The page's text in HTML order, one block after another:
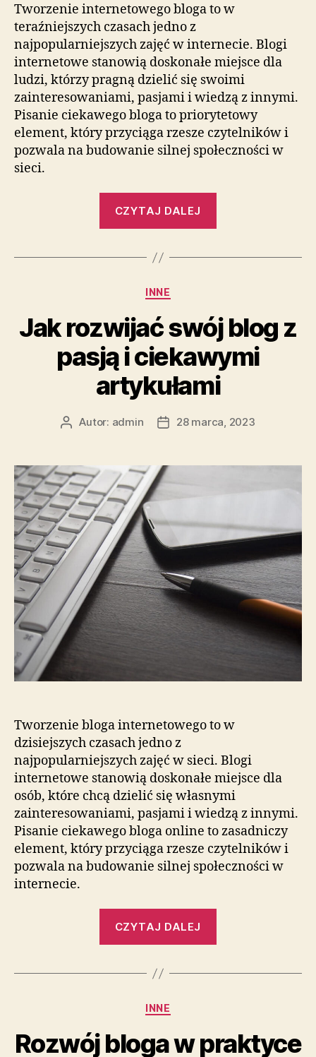
Tworzenie internetowego bloga to w
teraźniejszych czasach jedno z
najpopularniejszych zajęć w internecie. Blogi
internetowe stanowią doskonałe miejsce dla
ludzi, którzy pragną dzielić się swoimi
zainteresowaniami, pasjami i wiedzą z innymi.
Pisanie ciekawego bloga to priorytetowy
element, który przyciąga rzesze czytelników i
pozwala na budowanie silnej społeczności w
sieci.
CZYTAJ DALEJ
wpisy
internetowym”
Kategorie
INNE
Jak rozwijać swój blog z
pasją i ciekawymi
artykułami
AutorAutor: admin
Data28 marca, 2023
Tworzenie bloga internetowego to w
dzisiejszych czasach jedno z
najpopularniejszych zajęć w sieci. Blogi
internetowe stanowią doskonałe miejsce dla
osób, które chcą dzielić się własnymi
zainteresowaniami, pasjami i wiedzą z innymi.
Pisanie ciekawego bloga online to zasadniczy
element, który przyciąga rzesze czytelników i
pozwala na budowanie silnej społeczności w
internecie.
CZYTAJ DALEJ
blog
ciekawymi
Kategorie
INNE
Rozwój bloga w praktyce